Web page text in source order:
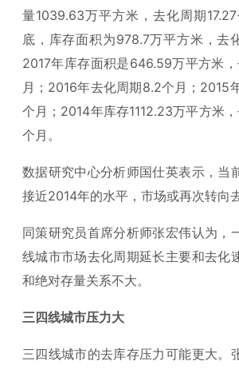
量1039.63万平方米，去化周期
底，库存面积为978.7万平方米，去
2017年库存面积是646.59万平方米
月；2016年去化周期8.2个月；2015
个月；2014年库存1112.23万平方米
个月。
数据研究中心分析师国仕英表示，当
接近2014年的水平，市场或再次转向
同策研究员首席分析师张宏伟认为，
线城市市场去化周期延长主要和去化
和绝对存量关系不大。
三四线城市压力大
三四线城市的去库存压力可能更大。